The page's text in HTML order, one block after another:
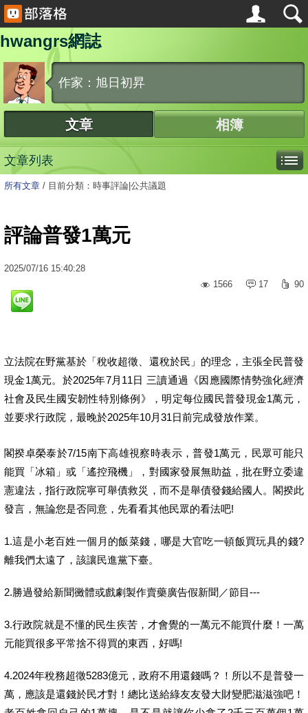
hwangrs網誌
作家：旭日初昇
文章 相簿
文章列表
所有文章 / 目前分類：時事評論|公共議題
評論普發1萬元
2025/07/16 15:40:28
1566
17 90
立法院在野黨基於「稅收超徵、還稅於民」的理念，主張全民普發
現金1萬元。於2025年7月11日 三讀通過《因應國際情勢強化經濟
社會及民生國安韌性特別條例》，明定每位國民普發現金1萬元，
並要求行政院，最晚於2025年10月31日前完成發放作業。
閣揆卓榮泰於7/15南下高雄視察時表示，普發1萬元，民眾可能只
能買「冰箱」或「遙控飛機」，對國家發展無助益，批在野立委違
憲違法，指行政院寧可舉債救災，而不是舉債發錢給國人。閣揆此
發言，無論您是否同意，先看看其他民眾的看法吧!
1.這是小老百姓一個月的飯菜錢，哪是大官吃一頓飯買玩具的錢?
離我們太遠了，該讓民進黨下臺。
2.勝過發給新聞黴體或戲劇製作賣藥廣告假新聞／節目---
3.行政院就是不懂的民生疾苦，才會覺的一萬元不能買什麼！一萬
元能買很多平常捨不得買的東西，好嗎!
4.2024年稅務超徵5283億元，政府不用還錢嗎？！所以不是普發一
萬，應該是還錢於民才對！總比送給綠友友發大財變肥滋滋強吧！